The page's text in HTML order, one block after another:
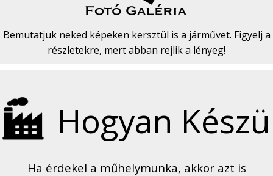
Bemutatjuk neked képeken kersztül is a járművet. Figyelj a
részletekre, mert abban rejlik a lényeg!
Hogyan
Ha érdekel a műhelymunka, akkor azt is